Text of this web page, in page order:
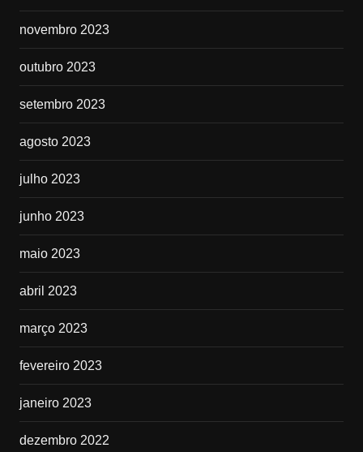
novembro 2023
outubro 2023
setembro 2023
agosto 2023
julho 2023
junho 2023
maio 2023
abril 2023
março 2023
fevereiro 2023
janeiro 2023
dezembro 2022